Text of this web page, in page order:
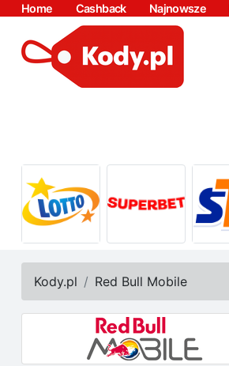
Home Cashback Najnowsze
Kody.pl Red Bull Mobile